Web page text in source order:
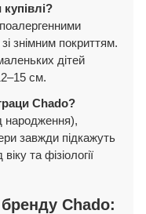
знімним покриттям.
дітей
см.
Chado?
народження),
завжди підкажуть
та фізіології
бренду Chado: